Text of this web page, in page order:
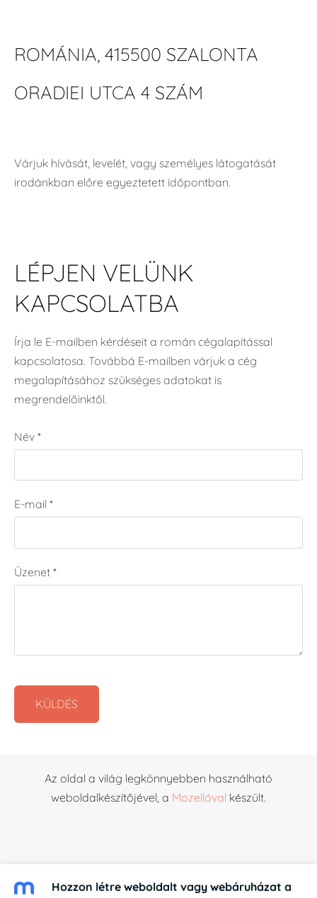
ROMÁNIA, 415500 SZALONTA
ORADIEI UTCA 4 SZÁM
Várjuk hívását, levelét, vagy személyes látogatását
irodánkban előre egyeztetett időpontban.
LÉPJEN VELÜNK
KAPCSOLATBA
Írja le E-mailben kérdéseit a román cégalapítással
kapcsolatosa. Továbbá E-mailben várjuk a cég
megalapításához szükséges adatokat is
megrendelőinktől.
Név *
E-mail *
Üzenet *
Az oldal a világ legkönnyebben használható
weboldalkészítőjével, a Mozellóval készült.
Hozzon létre weboldalt vagy webáruházat a